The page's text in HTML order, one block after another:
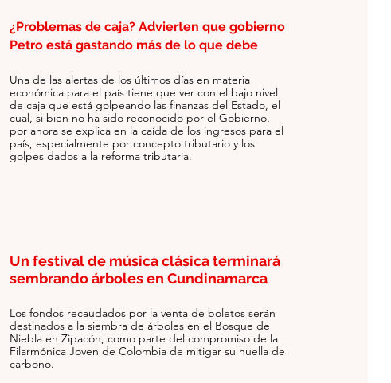
¿Problemas de caja? Advierten que gobierno
Petro está gastando más de lo que debe
Una de las alertas de los últimos días en materia
económica para el país tiene que ver con el bajo nivel
de caja que está golpeando las finanzas del Estado, el
cual, si bien no ha sido reconocido por el Gobierno,
por ahora se explica en la caída de los ingresos para el
país, especialmente por concepto tributario y los
golpes dados a la reforma tributaria.
Un festival de música clásica terminará
sembrando árboles en Cundinamarca
Los fondos recaudados por la venta de boletos serán
destinados a la siembra de árboles en el Bosque de
Niebla en Zipacón, como parte del compromiso de la
Filarmónica Joven de Colombia de mitigar su huella de
carbono.